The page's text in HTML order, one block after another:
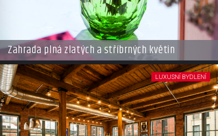
Zahrada plná zlatých a stříbrných květin
LUXUSNÍ BYDLENÍ